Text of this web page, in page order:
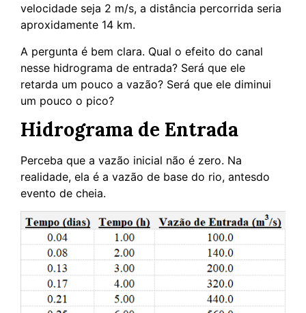
velocidade seja 2 m/s, a distância percorrida seria
aproxidamente 14 km.
A pergunta é bem clara. Qual o efeito do canal
nesse hidrograma de entrada? Será que ele
retarda um pouco a vazão? Será que ele diminui
um pouco o pico?
Hidrograma de Entrada
Perceba que a vazão inicial não é zero. Na
realidade, ela é a vazão de base do rio, antesdo
evento de cheia.